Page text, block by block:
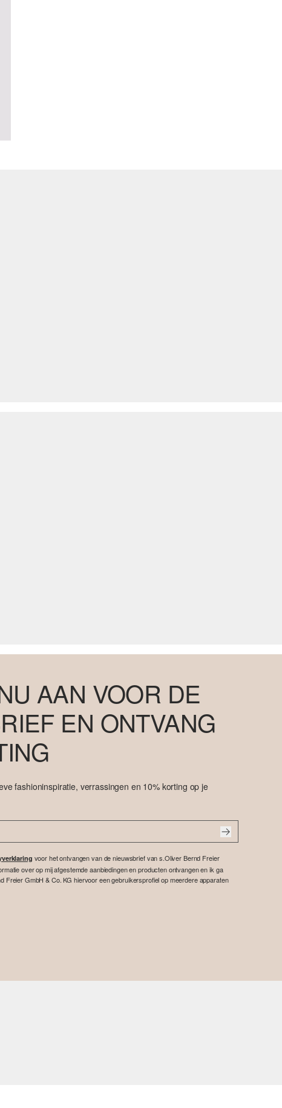
AAN VOOR DE
EN ONTVANG
fashioninspiratie, verrassingen en 10% korting op je
voor het ontvangen van de nieuwsbrief van s.Oliver Bernd Freier
over op mij afgestemde aanbiedingen en producten ontvangen en ik ga
Freier GmbH & Co. KG hiervoor een gebruikersprofiel op meerdere apparaten